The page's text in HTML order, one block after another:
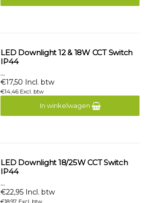
LED Downlight 12 & 18W CCT Switch
IP44
...
€17,50 Incl. btw
€14,46 Excl. btw
In winkelwagen
LED Downlight 18/25W CCT Switch
IP44
...
€22,95 Incl. btw
€18,97 Excl. btw